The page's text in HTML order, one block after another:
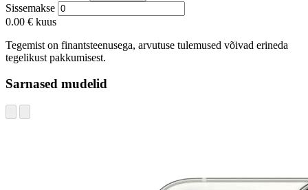
Sissemakse
0.00 € kuus
Tegemist on finantsteenusega, arvutuse tulemused võivad erineda
tegelikust pakkumisest.
Sarnased mudelid